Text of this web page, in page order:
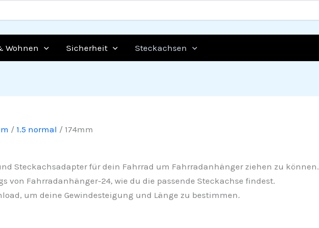
Wohnen Sicherheit Steckachsen
/ 1.5 normal / 174mm
Steckachsadapter für dein Fahrrad um Fahrradanhänger ziehen zu können.
von Fahrradanhänger-24, wie du die passende Steckachse findest.
um deine Gewindesteigung und Länge zu bestimmen.